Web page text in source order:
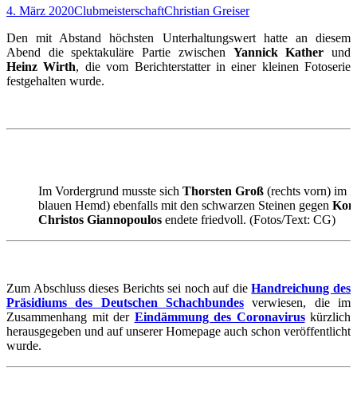
4. März 2020ClubmeisterschaftChristian Greiser
Den mit Abstand höchsten Unterhaltungswert hatte an diesem
Abend die spektakuläre Partie zwischen Yannick Kather und
Heinz Wirth, die vom Berichterstatter in einer kleinen Fotoserie
festgehalten wurde.
Im Vordergrund musste sich Thorsten Groß (rechts vorn) im
blauen Hemd) ebenfalls mit den schwarzen Steinen gegen
Christos Giannopoulos endete friedvoll. (Fotos/Text: CG)
Zum Abschluss dieses Berichts sei noch auf dieHandreichung des
Präsidiums des Deutschen Schachbundes verwiesen, die im
Zusammenhang mit der Eindämmung des Coronaviruskürzlich
herausgegeben und auf unserer Homepage auch schon veröffentlicht
wurde.